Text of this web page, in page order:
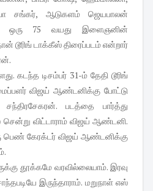
சங்கர், ஆடுகளம் ஜெயபாலன்
ஒரு 75 வயது இளைஞனின்
டூரிங் டாக்கீஸ் திரைப்படம் என்றார்
கடந்த டிசம்பர் 31-ம் தேதி டூரிங்
விஜய் ஆண்டனிக்கு போட்டு
சந்திரசேகரன். படத்தை பார்த்து
சென்று விட்டாராம் விஜய் ஆண்டனி.
பெண் கேரக்டர் விஜய் ஆண்டனிக்கு
தூக்கமே வரவில்லையாம். இரவு
இருந்தாராம். மறுநாள் எஸ்